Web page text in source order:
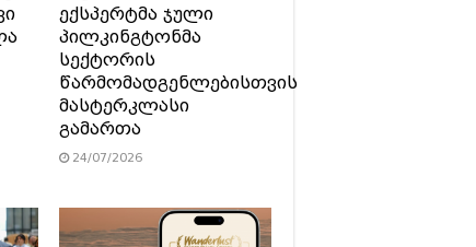
ექსპერტმა ჯული
პილკინგტონმა
სექტორის
წარმომადგენლებისთვის
მასტერკლასი
გამართა
24/07/2026